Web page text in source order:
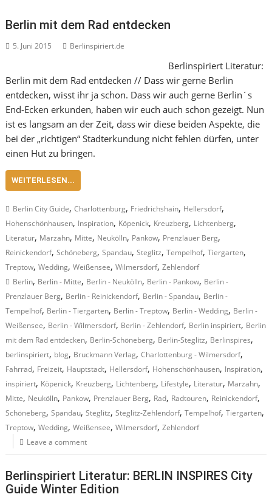
Berlin mit dem Rad entdecken
5. Juni 2015 Berlinspiriert.de
Berlinspiriert Literatur:
Berlin mit dem Rad entdecken // Dass wir gerne Berlin
entdecken, wisst ihr ja schon. Dass wir auch gerne Berlin´s
End-Ecken erkunden, haben wir euch auch schon gezeigt. Nun
ist es langsam an der Zeit, dass wir diese beiden Aspekte, die
bei der „richtigen“ Stadterkundung nicht fehlen dürfen, unter
einen Hut zu bringen.
WEITERLESEN...
Berlin City Guide,Charlottenburg, Friedrichshain, Hellersdorf,
Hohenschönhausen, Inspiration, Köpenick, Kreuzberg, Lichtenberg,
Literatur, Marzahn, Mitte, Neukölln, Pankow, Prenzlauer Berg,
Reinickendorf,Schöneberg,Spandau,Steglitz,Tempelhof,Tiergarten,
Treptow,Wedding,Weißensee,Wilmersdorf,Zehlendorf
Berlin, Berlin - Mitte, Berlin - Neukölln, Berlin - Pankow, Berlin -
Prenzlauer Berg, Berlin - Reinickendorf, Berlin - Spandau, Berlin -
Tempelhof, Berlin - Tiergarten, Berlin - Treptow, Berlin - Wedding, Berlin -
Weißensee, Berlin - Wilmersdorf, Berlin - Zehlendorf, Berlin inspiriert, Berlin
mit dem Rad entdecken, Berlin-Schöneberg, Berlin-Steglitz, Berlinspires,
berlinspiriert, blog, Bruckmann Verlag,Charlottenburg - Wilmersdorf,
Fahrrad, Freizeit, Hauptstadt, Hellersdorf, Hohenschönhausen, Inspiration,
inspiriert, Köpenick, Kreuzberg, Lichtenberg, Lifestyle, Literatur, Marzahn,
Mitte, Neukölln, Pankow, Prenzlauer Berg, Rad, Radtouren, Reinickendorf,
Schöneberg,Spandau,Steglitz,Steglitz-Zehlendorf,Tempelhof,Tiergarten,
Treptow,Wedding,Weißensee,Wilmersdorf,Zehlendorf
Leave a comment
Berlinspiriert Literatur: BERLIN INSPIRES City
Guide Winter Edition